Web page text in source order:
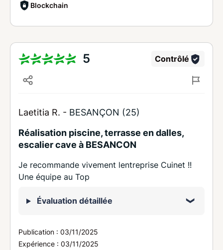
Blockchain
5 Contrôlé
Laetitia R. - BESANÇON (25)
Réalisation piscine, terrasse en dalles,
escalier cave à BESANCON
Je recommande vivement lentreprise Cuinet !!
Une équipe au Top
Évaluation détaillée
Publication : 03/11/2025
Expérience : 03/11/2025